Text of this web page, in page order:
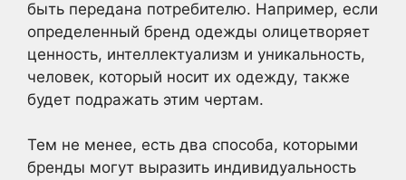
быть передана потребителю. Например, если
определенный бренд одежды олицетворяет
ценность, интеллектуализм и уникальность,
человек, который носит их одежду, также
будет подражать этим чертам.
Тем не менее, есть два способа, которыми
бренды могут выразить индивидуальность